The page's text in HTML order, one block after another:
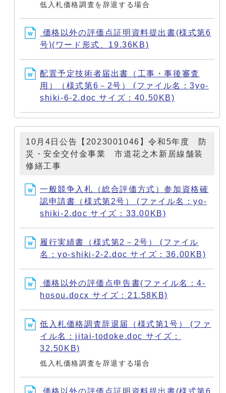
低入札価格調査を辞退する場合
価格以外の評価点証明資料提出書(様式第6
号)(ワード形式、19.36KB)
配置予定技術者届出書（工事・事後審査
用）（様式第6－2号） (ファイル名：3yo-
shiki-6-2.doc サイズ：40.50KB)
10月4日公告【2023001046】令和5年度 防
災・安全交付金事業 市道花之木新居線舗装
修繕工事
一般競争入札（総合評価方式）参加資格確
認申請書（様式第2号） (ファイル名：yo-
shiki-2.doc サイズ：33.00KB)
履行実績書（様式第2－2号） (ファイル
名：yo-shiki-2-2.doc サイズ：36.00KB)
価格以外の評価点申告書(ファイル名：4-
hosou.docx サイズ：21.58KB)
低入札価格調査辞退届（様式第1号） (ファ
イル名：jitai-todoke.doc サイズ：
32.50KB)
低入札価格調査を辞退する場合
価格以外の評価点証明資料提出書(様式第6